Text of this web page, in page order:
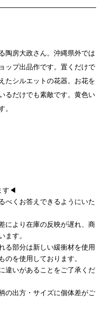
陶房大政さん。沖縄県外では
ップ出品作です。置くだけで
たシルエットの花器。お花を
るだけでも素敵です。黄色い
す◀
べくお答えできるようにいた
により在庫の反映が遅れ、商
す。
る部分は新しい緩衝材を使用
のを使用しております。
違いがあることをご了承くだ
の出方・サイズに個体差がご